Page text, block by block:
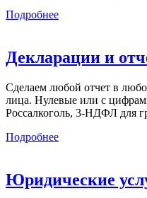
Подробнее
Декларации и
Сделаем любой отчет в
лица. Нулевые или с
Россалкоголь, 3-НДФЛ для
Подробнее
Юридические